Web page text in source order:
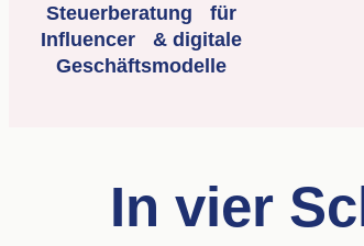
Steuerberatung für
Influencer & digitale
Geschäftsmodelle
In vier